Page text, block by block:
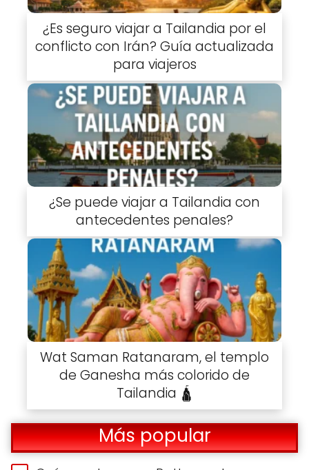
¿Es seguro viajar a Tailandia por el
conflicto con Irán? Guía actualizada
para viajeros
¿Se puede viajar a Tailandia con
antecedentes penales?
Wat Saman Ratanaram, el templo
de Ganesha más colorido de
Tailandia 🛕
Más popular